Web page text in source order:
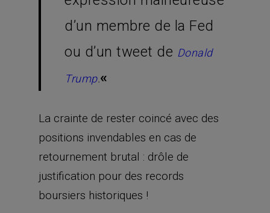
d’un membre de la Fed
ou d’un tweet de Donald
Trump.«
La crainte de rester coincé avec des
positions invendables en cas de
retournement brutal : drôle de
justification pour des records
boursiers historiques !